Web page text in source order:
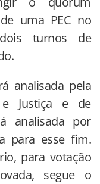
uma PEC no
turnos de
analisada pela
e Justiça e de
analisada por
para esse fim.
para votação
segue o